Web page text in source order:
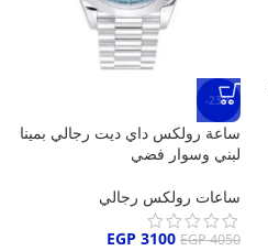
-23%
ساعة رولكس داي ديت رجالي بمينا
لبني وسوار فضي
ساعات رولكس رجالي
EGP4050
EGP 3100